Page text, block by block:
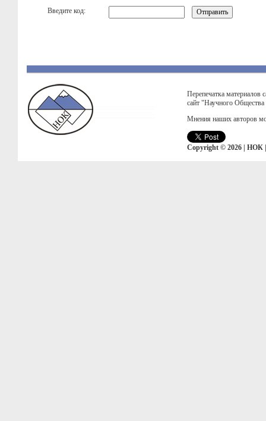
Введите код:
Перепечатка материалов
сайт "Научного
Мнения наших авторов
Copyright © 2026 | НОК